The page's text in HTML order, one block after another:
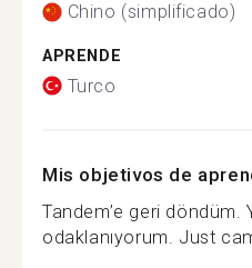
Chino (simplificado)
APRENDE
Turco
Mis objetivos de
Tandem’e geri döndüm.
odaklanıyorum. Just